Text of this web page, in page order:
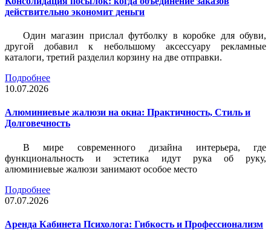
действительно экономит деньги
Один магазин прислал футболку в коробке для обуви,
другой добавил к небольшому аксессуару рекламные
каталоги, третий разделил корзину на две отправки.
Подробнее
10.07.2026
Алюминиевые жалюзи на окна: Практичность, Стиль и
Долговечность
В мире современного дизайна интерьера, где
функциональность и эстетика идут рука об руку,
алюминиевые жалюзи занимают особое место
Подробнее
07.07.2026
Аренда Кабинета Психолога: Гибкость и Профессионализм